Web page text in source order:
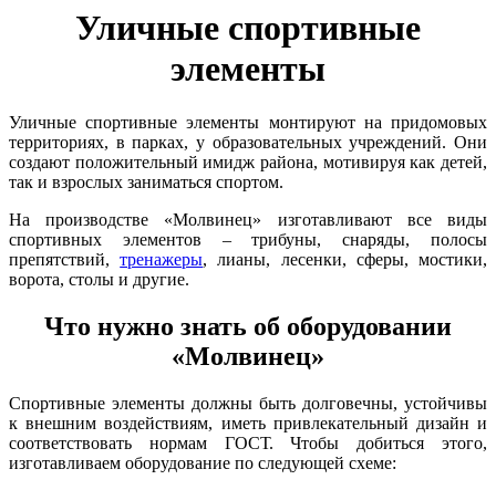
Уличные спортивные
элементы
Уличные спортивные элементы монтируют на придомовых
территориях, в парках, у образовательных учреждений. Они
создают положительный имидж района, мотивируя как детей,
так и взрослых заниматься спортом.
На производстве «Молвинец» изготавливают все виды
спортивных элементов – трибуны, снаряды, полосы
препятствий,тренажеры, лианы, лесенки, сферы, мостики,
ворота, столы и другие.
Что нужно знать об оборудовании
«Молвинец»
Спортивные элементы должны быть долговечны, устойчивы
к внешним воздействиям, иметь привлекательный дизайн и
соответствовать нормам ГОСТ. Чтобы добиться этого,
изготавливаем оборудование по следующей схеме: